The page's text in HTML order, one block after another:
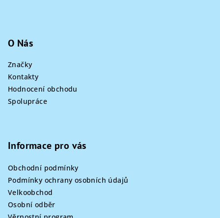
O Nás
Značky
Kontakty
Hodnocení obchodu
Spolupráce
Informace pro vás
Obchodní podmínky
Podmínky ochrany osobních údajů
Velkoobchod
Osobní odběr